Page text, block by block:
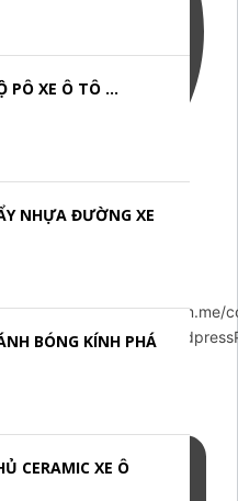
PÔ XE Ô TÔ …
NHỰA ĐƯỜNG XE
BÓNG KÍNH PHÁ
CERAMIC XE Ô